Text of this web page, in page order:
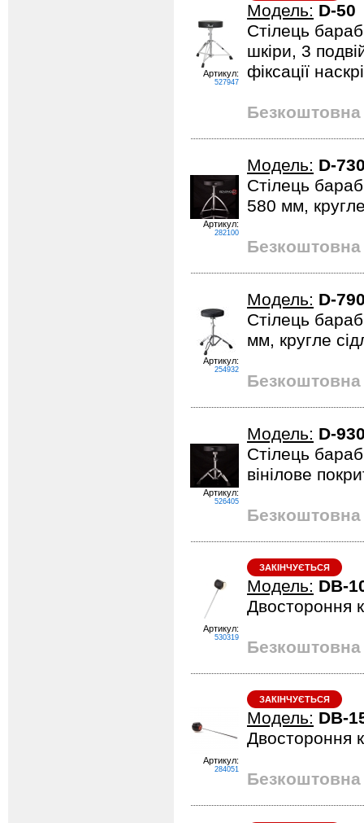
Артикул:
527947
Модель: D-50
Стілець
шкіри, 3
фіксації
Безкоштовна
Артикул:
282100
Модель: D-
Стілець
580 мм,
Безкоштовна
Артикул:
254932
Модель: D-
Стілець
мм, кругле
Безкоштовна
Артикул:
526405
Модель: D-
Стілець
вінілове
Безкоштовна
Артикул:
530319
ЗАКІНЧУЄТЬСЯ
Модель: DB-
Двостороння
Безкоштовна
Артикул:
284051
ЗАКІНЧУЄТЬСЯ
Модель: DB-
Двостороння
Безкоштовна